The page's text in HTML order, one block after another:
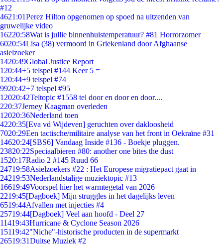
#12
4621:01Perez Hilton opgenomen op spoed na uitzenden van
gruwelijke video
16220:58Wat is jullie binnenhuistemperatuur? #81 Horrorzomer
6020:54Lisa (38) vermoord in Griekenland door Afghaanse
asielzoeker
1420:49Global Justice Report
1 20:44+5 telspel #144 Keer 5 =
1 20:44+9 telspel #74
9920:42+7 telspel #95
12020:42Teltopic #1558 tel door en door en door....
220:37Jerney Kaagman overleden
12020:36Nederland toen
4220:35[Eva vd Wijdeven] geruchten over dakloosheid
7020:29Een tactische/militaire analyse van het front in Oekraïne #31
14620:24[SBS6] Vandaag Inside #136 - Boekje pluggen.
23820:22Speciaalbieren #80: another one bites the dust
1520:17Radio 2 #145 Ruud 66
24719:58Asielzoekers #22 : Het Europese migratiepact gaat in
24219:53Nederlandstalige muziektopic #13
16619:49Voorspel hier het warmtegetal van 2026
2219:45[Dagboek] Mijn struggles in het dagelijks leven
6519:44Afvallen met injecties #4
25719:44[Dagboek] Veel aan hoofd - Deel 27
11419:43Hurricane & Cyclone Season 2026
15119:42"Niche"-historische producten in de supermarkt
26519:31Duitse Muziek #2